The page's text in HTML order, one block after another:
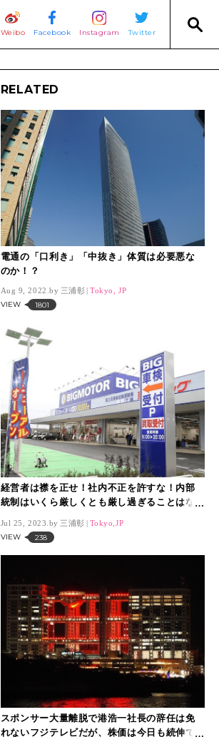
Weibo Facebook Instagram Twitter
RELATED
電通の「口利き」「中抜き」体質は必要悪な
のか！？
Aug 9, 2022. 三浦彰 Tokyo, JP
VIEW 1801
経営者は襟を正せ！社内不正を許すな！内部
統制はいくら厳しくとも厳し過ぎることはな
Jul 25, 2023. 三浦彰 Tokyo,JP
VIEW 238
スポンサー大量離脱で港浩一社長の辞任は免
れないフジテレビだが、株価は今日も続伸で